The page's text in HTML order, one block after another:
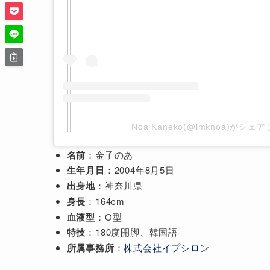
Noa Kaneko(@lmknoa)がシェア
名前 ：金子のあ
生年月日 ：2004年8月5日
出身地：神奈川県
身長 ：164cm
血液型 ：O型
特技 ：180度開脚、韓国語
所属事務所 ：株式会社イプシロン